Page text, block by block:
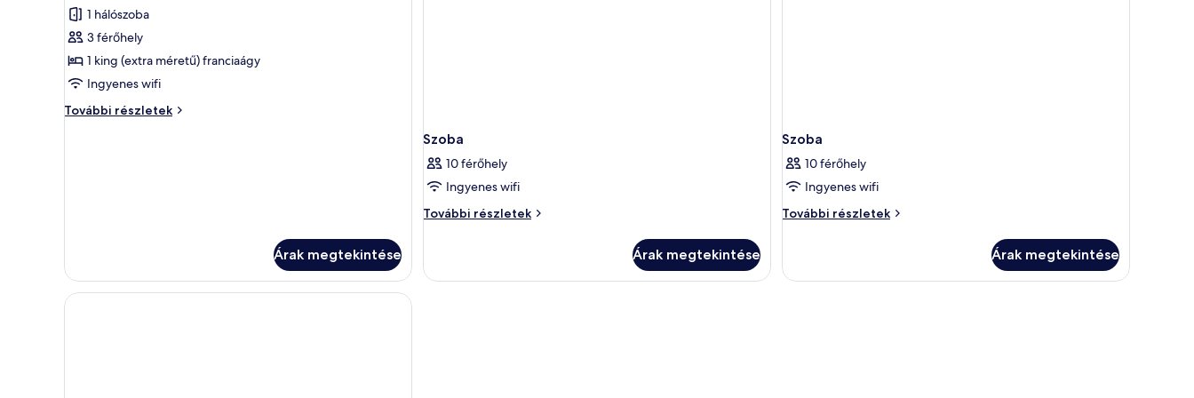
képének
megtekintése:
Premier
apartman,
hálószobával
1 hálószoba
3 férőhely
1 king (extra méretű) franciaágy
Ingyenes wifi
További részletek
Premier
Árak megtekintése
Szoba
10 férőhely
Ingyenes wifi
További részletek
Szoba
Árak megtekintése
Szoba
10 férőhely
Ingyenes wifi
További részletek
Szoba
Árak megtekintése